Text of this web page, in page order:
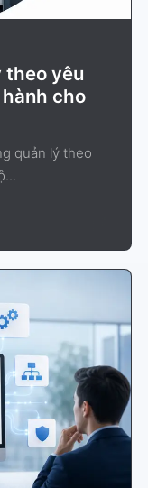
theo yêu
cho
quản lý theo